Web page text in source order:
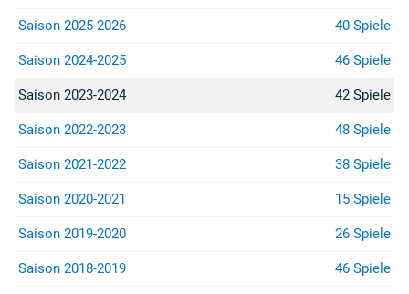
Saison 2025-2026 40 Spiele
Saison 2024-2025 46 Spiele
Saison 2023-2024 42 Spiele
Saison 2022-2023 48 Spiele
Saison 2021-2022 38 Spiele
Saison 2020-2021 15 Spiele
Saison 2019-2020 26 Spiele
Saison 2018-2019 46 Spiele